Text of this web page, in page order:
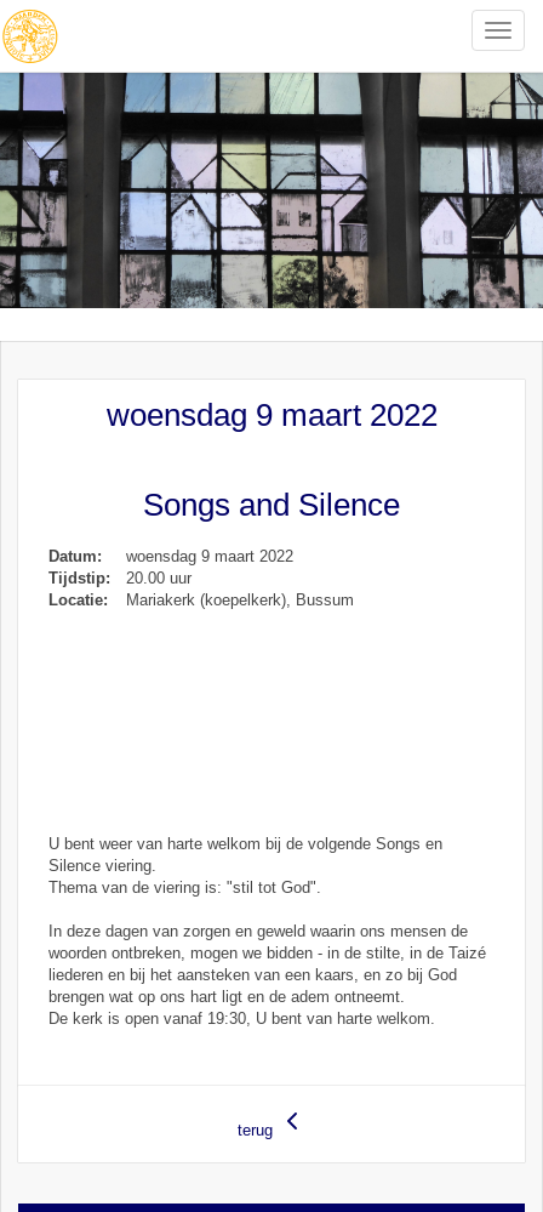
Toggle
woensdag 9 maart 2022
Songs and Silence
Datum:
woensdag 9 maart 2022
Tijdstip:
20.00 uur
Locatie:
Mariakerk (koepelkerk), Bussum
U bent weer van harte welkom bij de volgende Songs en
Silence viering.
Thema van de viering is: "stil tot God".
In deze dagen van zorgen en geweld waarin ons mensen de
woorden ontbreken, mogen we bidden - in de stilte, in de Taizé
liederen en bij het aansteken van een kaars, en zo bij God
brengen wat op ons hart ligt en de adem ontneemt.
De kerk is open vanaf 19:30, U bent van harte welkom.
terug